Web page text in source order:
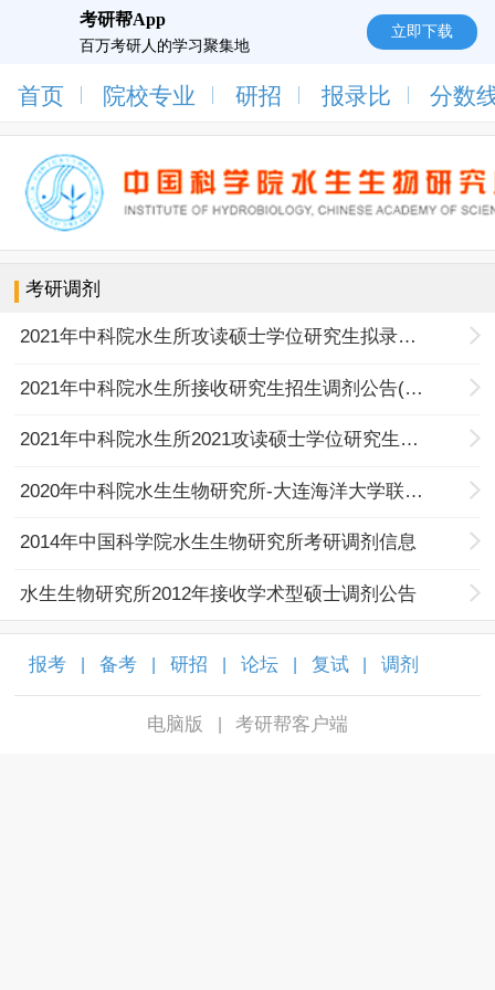
考研帮App
百万考研人的学习聚集地
立即下载
首页 院校专业 研招 报录比 分数
考研调剂
2021年中科院水生所攻读硕士学位研究生拟录取名单（第三批）公示
2021年中科院水生所接收研究生招生调剂公告(第二批)
2021年中科院水生所2021攻读硕士学位研究生拟录取名单（第二批）公示
2020年中科院水生生物研究所-大连海洋大学联合培养学术型硕士招收调剂生通知
2014年中国科学院水生生物研究所考研调剂信息
水生生物研究所2012年接收学术型硕士调剂公告
报考 备考 研招 论坛 复试 调剂
电脑版 考研帮客户端